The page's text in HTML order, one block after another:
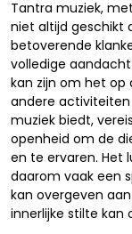
Tantra muziek,
niet altijd geschikt
betoverende
volledige
kan zijn om het op
andere activiteiten
muziek biedt,
openheid om de
en te ervaren. Het
daarom vaak een
kan overgeven
innerlijke stilte kan